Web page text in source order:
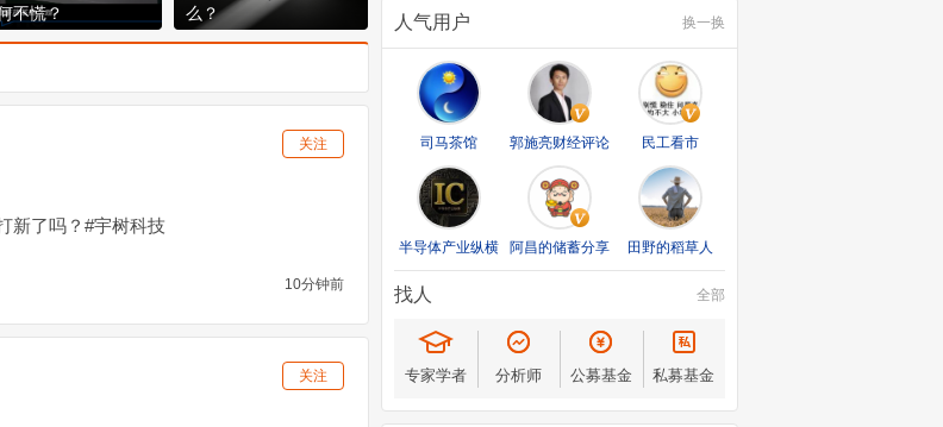
底有多猛？
非主动减持
不慌？
么？
关注
新了吗？#宇树科技
10分钟前
关注
人气用户 换一换
司马茶馆 郭施亮财经评论 民工看市
半导体产业纵横 阿昌的储蓄分享 田野的稻草人
找人 全部
专家学者 分析师 公募基金 私募基金